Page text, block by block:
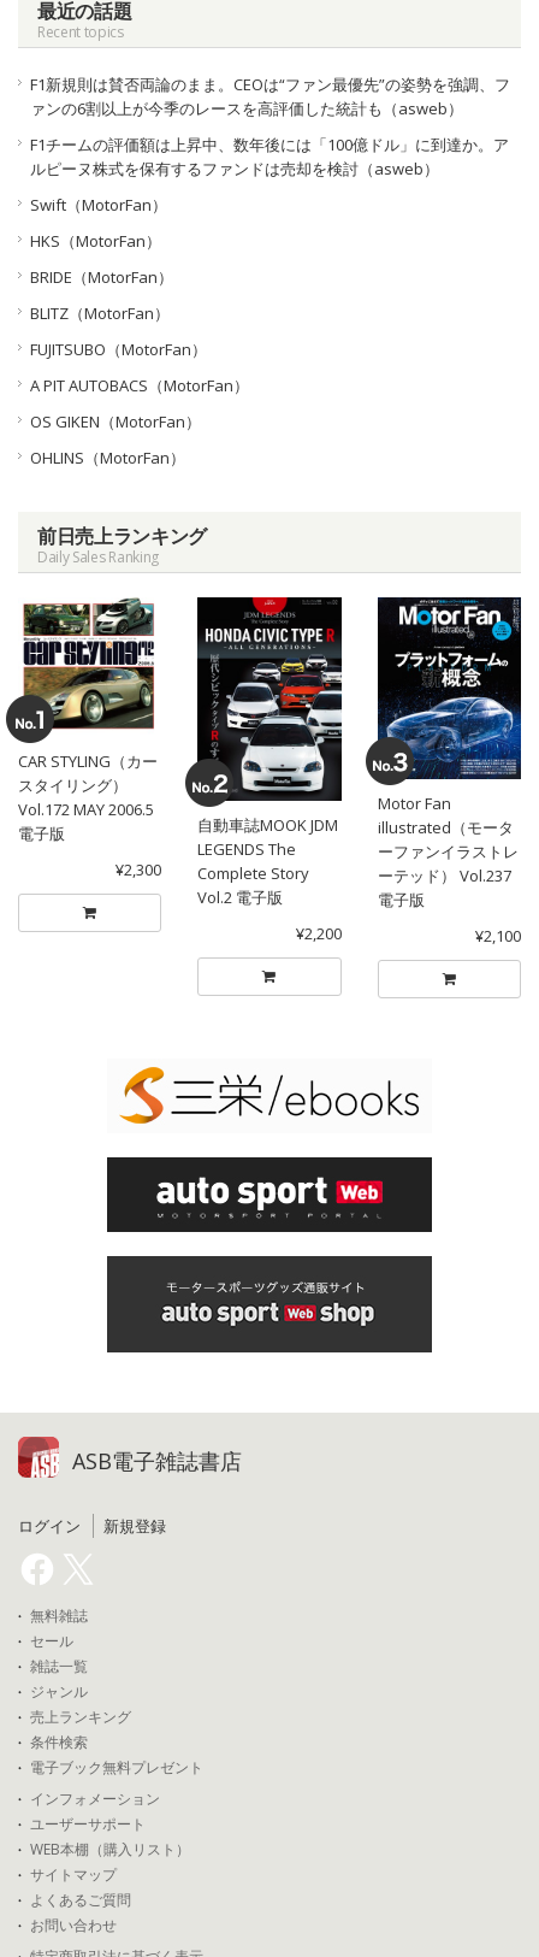
最近の話題
Recent topics
F1新規則は賛否両論のまま。CEOは“ファン最優先”の姿勢を強調、フ
ァンの6割以上が今季のレースを高評価した統計も（asweb）
F1チームの評価額は上昇中、数年後には「100億ドル」に到達か。ア
ルピーヌ株式を保有するファンドは売却を検討（asweb）
Swift（MotorFan）
HKS（MotorFan）
BRIDE（MotorFan）
BLITZ（MotorFan）
FUJITSUBO（MotorFan）
A PIT AUTOBACS（MotorFan）
OS GIKEN（MotorFan）
OHLINS（MotorFan）
前日売上ランキング
Daily Sales Ranking
CAR STYLING（カー
スタイリング）
Vol.172 MAY 2006.5
電子版
¥2,300
自動車誌MOOK JDM
LEGENDS The
Complete Story
Vol.2 電子版
¥2,200
Motor Fan
illustrated（モータ
ーファンイラストレ
ーテッド） Vol.237
電子版
¥2,100
ASB電子雑誌書店
ログイン 新規登録
無料雑誌
セール
雑誌一覧
ジャンル
売上ランキング
条件検索
電子ブック無料プレゼント
インフォメーション
ユーザーサポート
WEB本棚（購入リスト）
サイトマップ
よくあるご質問
お問い合わせ